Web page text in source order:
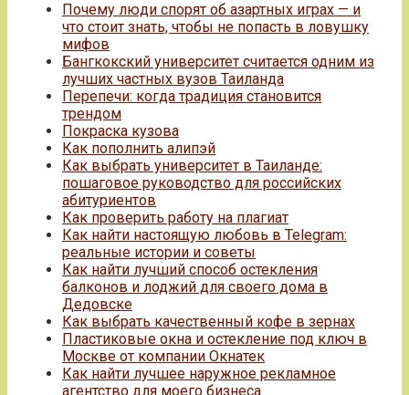
Почему люди спорят об азартных играх — и
что стоит знать, чтобы не попасть в ловушку
мифов
Бангкокский университет считается одним из
лучших частных вузов Таиланда
Перепечи: когда традиция становится
трендом
Покраска кузова
Как пополнить алипэй
Как выбрать университет в Таиланде:
пошаговое руководство для российских
абитуриентов
Как проверить работу на плагиат
Как найти настоящую любовь в Telegram:
реальные истории и советы
Как найти лучший способ остекления
балконов и лоджий для своего дома в
Дедовске
Как выбрать качественный кофе в зернах
Пластиковые окна и остекление под ключ в
Москве от компании Окнатек
Как найти лучшее наружное рекламное
агентство для моего бизнеса